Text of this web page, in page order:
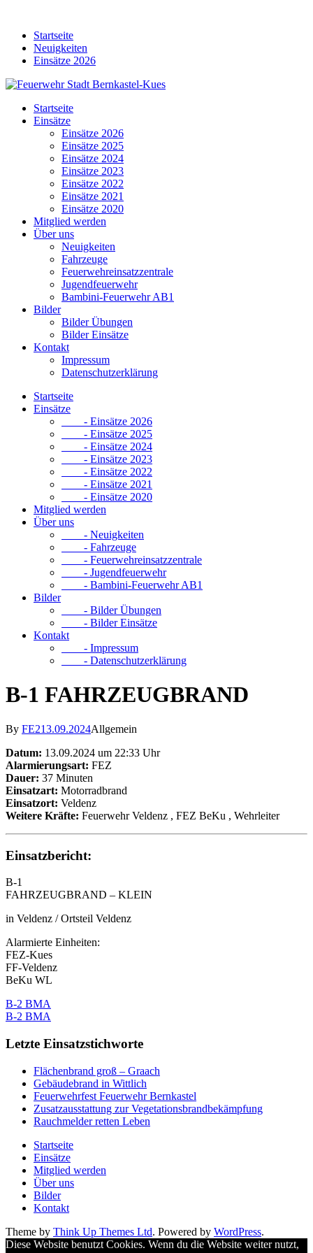
contentStartseite
Neuigkeiten
Einsätze 2026
Startseite
Einsätze
Einsätze 2026
Einsätze 2025
Einsätze 2024
Einsätze 2023
Einsätze 2022
Einsätze 2021
Einsätze 2020
Mitglied werden
Über uns
Neuigkeiten
Fahrzeuge
Feuerwehreinsatzzentrale
Jugendfeuerwehr
Bambini-Feuerwehr AB1
Bilder
Bilder Übungen
Bilder Einsätze
Kontakt
Impressum
Datenschutzerklärung
Startseite
Einsätze
- Einsätze 2026
- Einsätze 2025
- Einsätze 2024
- Einsätze 2023
- Einsätze 2022
- Einsätze 2021
- Einsätze 2020
Mitglied werden
Über uns
- Neuigkeiten
- Fahrzeuge
- Feuerwehreinsatzzentrale
- Jugendfeuerwehr
- Bambini-Feuerwehr AB1
Bilder
- Bilder Übungen
- Bilder Einsätze
Kontakt
- Impressum
- Datenschutzerklärung
B-1 FAHRZEUGBRAND
By FE213.09.2024Allgemein
Datum: 13.09.2024 um 22:33 Uhr
Alarmierungsart: FEZ
Dauer: 37 Minuten
Einsatzart: Motorradbrand
Einsatzort: Veldenz
Weitere Kräfte: Feuerwehr Veldenz , FEZ BeKu , Wehrleiter
Einsatzbericht:
B-1
FAHRZEUGBRAND – KLEIN
in Veldenz / Ortsteil Veldenz
Alarmierte Einheiten:
FEZ-Kues
FF-Veldenz
BeKu WL
B-2 BMA
B-2 BMA
Letzte Einsatzstichworte
Flächenbrand groß – Graach
Gebäudebrand in Wittlich
Feuerwehrfest Feuerwehr Bernkastel
Zusatzausstattung zur Vegetationsbrandbekämpfung
Rauchmelder retten Leben
Startseite
Einsätze
Mitglied werden
Über uns
Bilder
Kontakt
Theme by Think Up Themes Ltd. Powered by WordPress.
Diese Website benutzt Cookies. Wenn du die Website weiter nutzt,